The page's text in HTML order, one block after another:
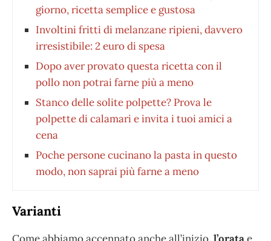
giorno, ricetta semplice e gustosa
Involtini fritti di melanzane ripieni, davvero
irresistibile: 2 euro di spesa
Dopo aver provato questa ricetta con il
pollo non potrai farne più a meno
Stanco delle solite polpette? Prova le
polpette di calamari e invita i tuoi amici a
cena
Poche persone cucinano la pasta in questo
modo, non saprai più farne a meno
Varianti